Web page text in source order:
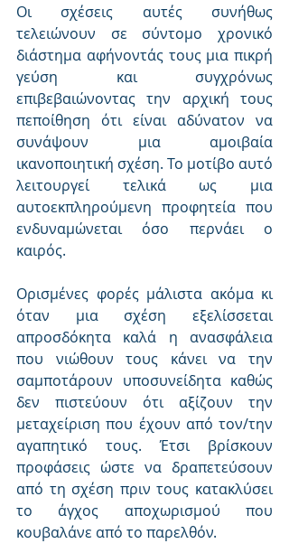
Οι σχέσεις αυτές συνήθως
τελειώνουν σε σύντομο χρονικό
διάστημα αφήνοντάς τους μια πικρή
γεύση και συγχρόνως
επιβεβαιώνοντας την αρχική τους
πεποίθηση ότι είναι αδύνατον να
συνάψουν μια αμοιβαία
ικανοποιητική σχέση. Το μοτίβο αυτό
λειτουργεί τελικά ως μια
αυτοεκπληρούμενη προφητεία που
ενδυναμώνεται όσο περνάει ο
καιρός.
Ορισμένες φορές μάλιστα ακόμα κι
όταν μια σχέση εξελίσσεται
απροσδόκητα καλά η ανασφάλεια
που νιώθουν τους κάνει να την
σαμποτάρουν υποσυνείδητα καθώς
δεν πιστεύουν ότι αξίζουν την
μεταχείριση που έχουν από τον/την
αγαπητικό τους. Έτσι βρίσκουν
προφάσεις ώστε να δραπετεύσουν
από τη σχέση πριν τους κατακλύσει
το άγχος αποχωρισμού που
κουβαλάνε από το παρελθόν.